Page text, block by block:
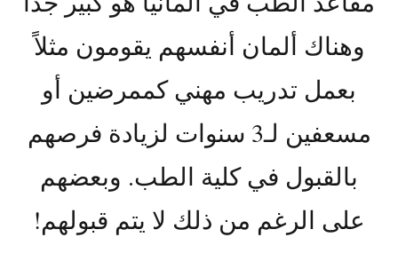
وهناك ألمان أنفسهم يقومون مثلاً
بعمل تدريب مهني كممرضين أو
مسعفين لـ3 سنوات لزيادة فرصهم
بالقبول في كلية الطب. وبعضهم
على الرغم من ذلك لا يتم قبولهم!